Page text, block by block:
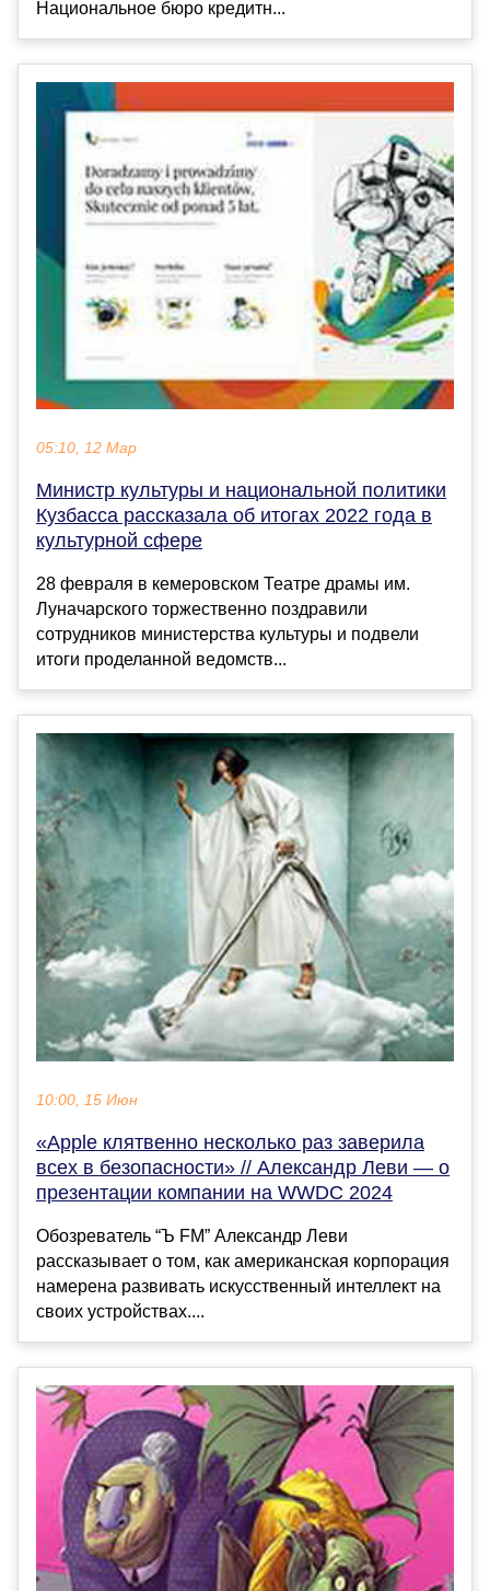
Национальное бюро кредитн...
05:10, 12 Мар
Министр культуры и национальной политики
Кузбасса рассказала об итогах 2022 года в
культурной сфере
28 февраля в кемеровском Театре драмы им.
Луначарского торжественно поздравили
сотрудников министерства культуры и подвели
итоги проделанной ведомств...
10:00, 15 Июн
«Apple клятвенно несколько раз заверила
всех в безопасности» // Александр Леви — о
презентации компании на WWDC 2024
Обозреватель “Ъ FM” Александр Леви
рассказывает о том, как американская корпорация
намерена развивать искусственный интеллект на
своих устройствах....